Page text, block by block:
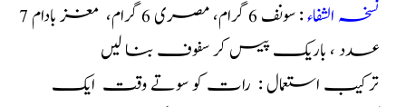
نسخہ الشفاء
: سونف 6 گرام، مصری 6 گرام، مغز بادام 7
عدد ، باریک پیس کر سفوف بنا لیں
ترکیب استعمال : رات کو سوتے وقت ایک